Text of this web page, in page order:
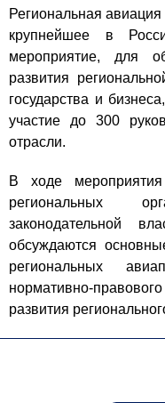
Региональная
крупнейшее в
мероприятие, для
развития
государства и
участие до 300
отрасли.
В ходе
региональных
законодательной
обсуждаются
региональных
нормативно-
развития